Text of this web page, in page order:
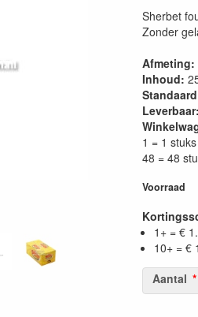
Sherbet
Zonder
Afmeting:
Inhoud:
Leverbaar:
1 = 1 stuks
48 = 48
Voorraad
1+ = €
10+ = €
Aantal